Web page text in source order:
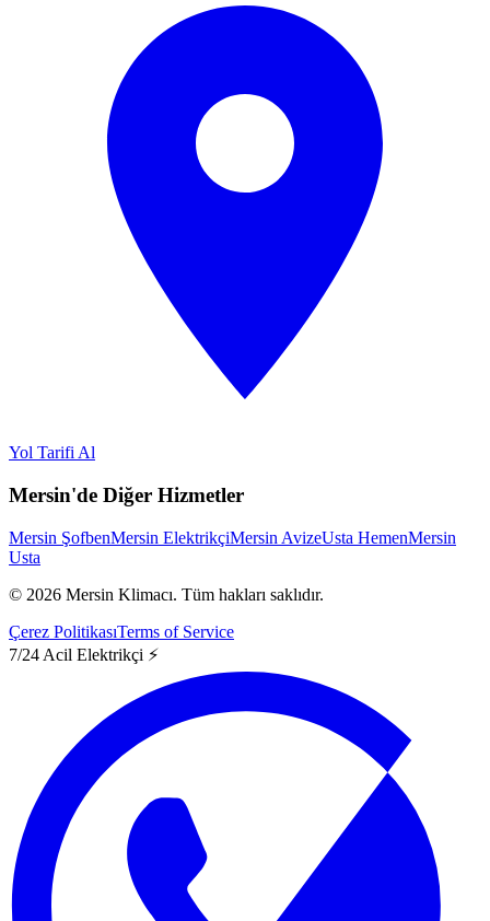
Yol Tarifi Al
Mersin'de Diğer Hizmetler
Mersin ŞofbenMersin ElektrikçiMersin AvizeUsta HemenMersin
Usta
© 2026 Mersin Klimacı. Tüm hakları saklıdır.
Çerez PolitikasıTerms of Service
7/24 Acil Elektrikçi ⚡